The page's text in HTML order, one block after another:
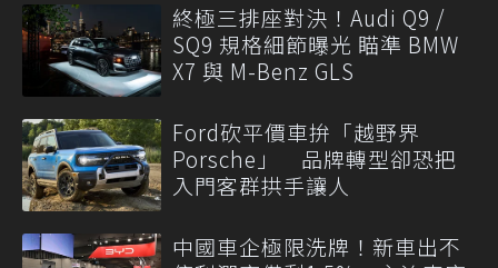
終極三排座對決！Audi Q9 /
SQ9 規格細節曝光 瞄準 BMW
X7 與 M-Benz GLS
Ford砍平價車拚「越野界
Porsche」 品牌轉型卻恐把
入門客群拱手讓人
中國車企極限洗牌！新車出不